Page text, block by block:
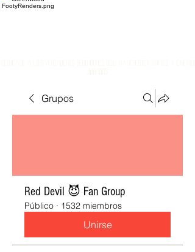
Grupos
Red Devil 😈 Fan Group
Público · 1532 miembros
Unirse